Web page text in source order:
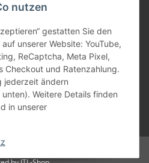
nutzen
gestatten Sie den
unserer Website: YouTube,
ReCaptcha, Meta Pixel,
Checkout und Ratenzahlung.
jederzeit ändern
Weitere Details finden
in unserer
zzgl.